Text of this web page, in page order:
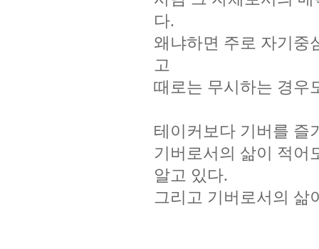
다.
왜냐하면 주로 자기중
고
때로는 무시하는 경우
테이커보다 기버를 즐
기버로서의 삶이 적어
알고 있다.
그리고 기버로서의 삶